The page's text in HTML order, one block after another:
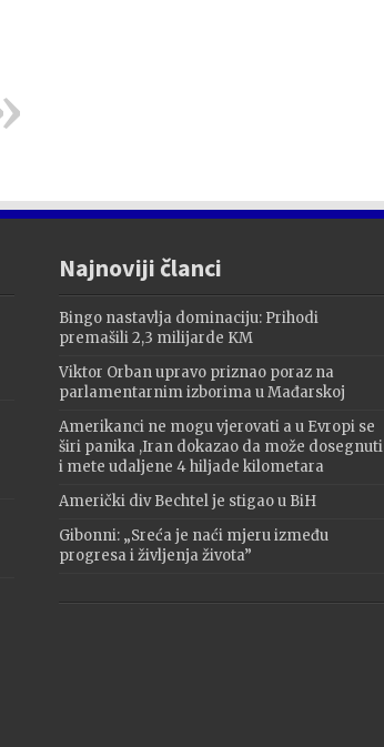
Najnoviji članci
Bingo nastavlja dominaciju: Prihodi
premašili 2,3 milijarde KM
Viktor Orban upravo priznao poraz na
parlamentarnim izborima u Mađarskoj
Amerikanci ne mogu vjerovati a u Evropi se
širi panika ,Iran dokazao da može dosegnuti
i mete udaljene 4 hiljade kilometara
Američki div Bechtel je stigao u BiH
Gibonni: „Sreća je naći mjeru između
progresa i življenja života”